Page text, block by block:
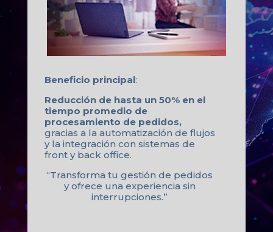
Beneficio principal:
Reducción de hasta un 50% en el
tiempo promedio de
procesamiento de pedidos,
gracias a la automatización de flujos
y la integración con sistemas de
front y back office.
“Transforma tu gestión de pedidos
y ofrece una experiencia sin
interrupciones.”